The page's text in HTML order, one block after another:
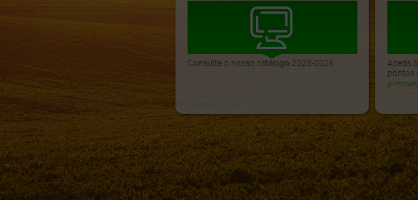
Consulte o nosso catálogo 2025-2026
Aceda
pontos